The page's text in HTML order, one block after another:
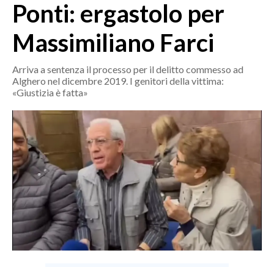
GALLURA
OGLIASTRA
CRONACA
ITALIA
MONDO
POLITICA
ECONOMIA
SERVIZI ALLE IMPRESE
LAVORO
Ponti: ergastolo per
Massimiliano Farci
Arriva a sentenza il processo per il delitto commesso ad
Alghero nel dicembre 2019. I genitori della vittima:
«Giustizia è fatta»